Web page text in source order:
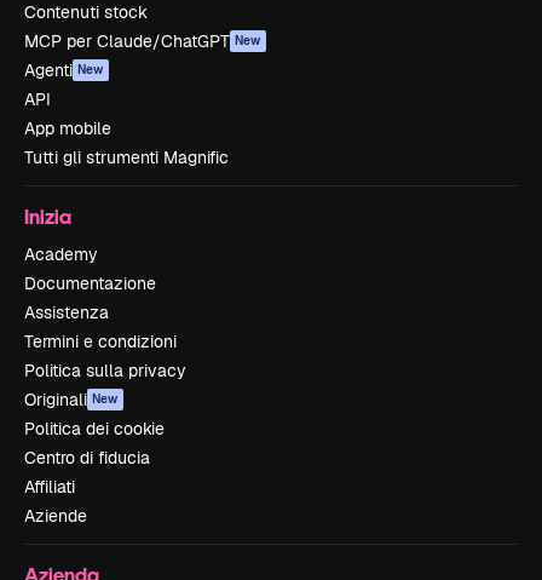
Contenuti stock
MCP per Claude/ChatGPT New
Agenti New
API
App mobile
Tutti gli strumenti Magnific
Inizia
Academy
Documentazione
Assistenza
Termini e condizioni
Politica sulla privacy
Originali New
Politica dei cookie
Centro di fiducia
Affiliati
Aziende